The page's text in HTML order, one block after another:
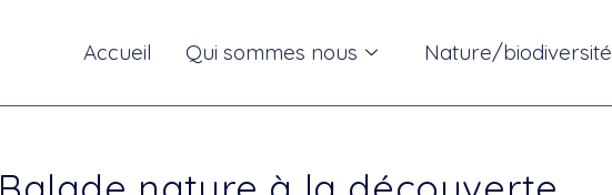
Accueil Qui sommes nous Nature/biodiversité